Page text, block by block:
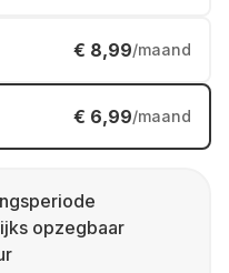
€ 8,99/maand
€ 6,99/maand
opzegbaar